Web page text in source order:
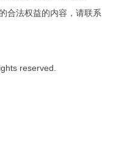
合法权益的内容，请联系
reserved.